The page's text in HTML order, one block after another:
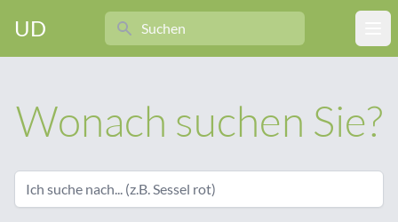
UD
Search
Wonach suchen Sie?